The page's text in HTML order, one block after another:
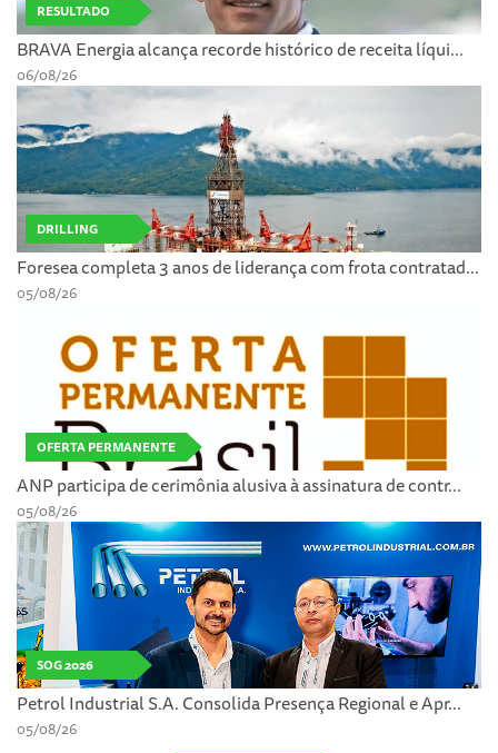
RESULTADO
BRAVA Energia alcança recorde histórico de receita líqui...
06/08/26
DRILLING
Foresea completa 3 anos de liderança com frota contratad...
05/08/26
OFERTA PERMANENTE
ANP participa de cerimônia alusiva à assinatura de contr...
05/08/26
SOG 2026
Petrol Industrial S.A. Consolida Presença Regional e Apr...
05/08/26